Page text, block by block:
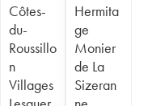
Côtes-
du-
Roussillo
n
Villages
Hermita
ge
Monier
de La
Sizeran